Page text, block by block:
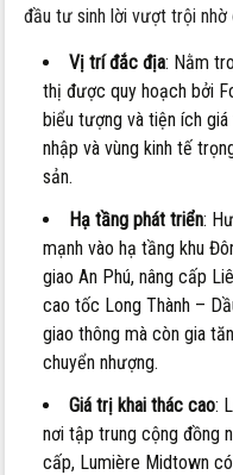
đầu tư sinh lời vượt trội
Vị trí đắc địa: Nằm
thị được quy hoạch bởi
biểu tượng và tiện ích
nhập và vùng kinh tế
sản.
Hạ tầng phát triển:
mạnh vào hạ tầng khu
giao An Phú, nâng cấp
cao tốc Long Thành –
giao thông mà còn gia
chuyển nhượng.
Giá trị khai thác cao:
nơi tập trung cộng đồng
cấp, Lumière Midtown